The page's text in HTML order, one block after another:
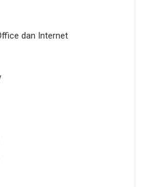
dan Internet